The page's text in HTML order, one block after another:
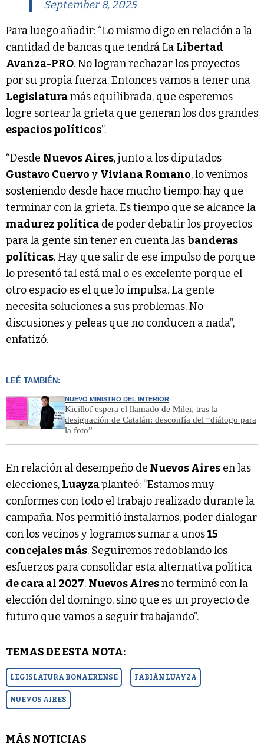
September 8, 2025
Para luego añadir: “Lo mismo digo en relación a la
cantidad de bancas que tendrá La Libertad
Avanza-PRO. No logran rechazar los proyectos
por su propia fuerza. Entonces vamos a tener una
Legislaturamás equilibrada, que esperemos
logre sortear la grieta que generan los dos grandes
espacios políticos”.
“Desde Nuevos Aires, junto a los diputados
Gustavo Cuervo y Viviana Romano, lo venimos
sosteniendo desde hace mucho tiempo: hay que
terminar con la grieta. Es tiempo que se alcance la
madurez política de poder debatir los proyectos
para la gente sin tener en cuenta lasbanderas
políticas. Hay que salir de ese impulso de porque
lo presentó tal está mal o es excelente porque el
otro espacio es el que lo impulsa. La gente
necesita soluciones a sus problemas. No
discusiones y peleas que no conducen a nada”,
enfatizó.
LEÉ TAMBIÉN:
NUEVO MINISTRO DEL INTERIOR
Kicillof espera el llamado de Milei, tras la
designación de Catalán: desconfía del “diálogo para
la foto”
En relación al desempeño de Nuevos Aires en las
elecciones, Luayzaplanteó: “Estamos muy
conformes con todo el trabajo realizado durante la
campaña. Nos permitió instalarnos, poder dialogar
con los vecinos y logramos sumar a unos15
concejales más. Seguiremos redoblando los
esfuerzos para consolidar esta alternativa política
de cara al 2027. Nuevos Airesno terminó con la
elección del domingo, sino que es un proyecto de
futuro que vamos a seguir trabajando”.
TEMAS DE ESTA NOTA:
LEGISLATURA BONAERENSE FABIÁN LUAYZA
NUEVOS AIRES
MÁS NOTICIAS